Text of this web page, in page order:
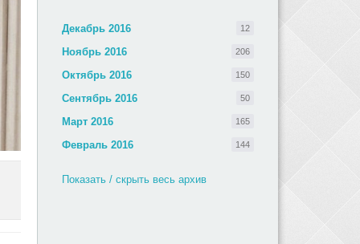
Декабрь 2016 12
Ноябрь 2016 206
Октябрь 2016 150
Сентябрь 2016 50
Март 2016 165
Февраль 2016 144
Показать / скрыть весь архив